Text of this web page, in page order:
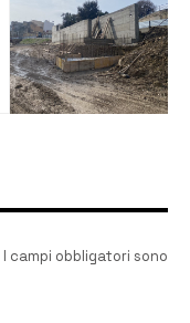
I campi obbligatori sono